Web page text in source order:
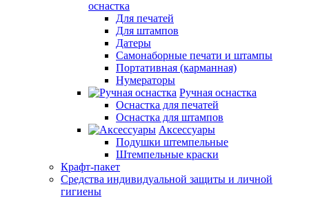
оснастка
Для печатей
Для штампов
Датеры
Самонаборные печати и штампы
Портативная (карманная)
Нумераторы
Ручная оснастка
Оснастка для печатей
Оснастка для штампов
Аксессуары
Подушки штемпельные
Штемпельные краски
Крафт-пакет
Средства индивидуальной защиты и личной
гигиены